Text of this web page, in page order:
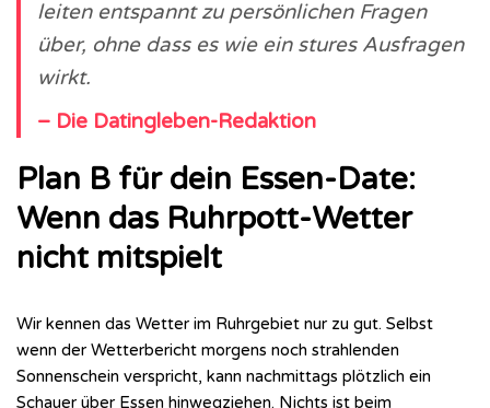
leiten entspannt zu persönlichen Fragen
über, ohne dass es wie ein stures Ausfragen
wirkt.
– Die Datingleben-Redaktion
Plan B für dein Essen-Date:
Wenn das Ruhrpott-Wetter
nicht mitspielt
Wir kennen das Wetter im Ruhrgebiet nur zu gut. Selbst
wenn der Wetterbericht morgens noch strahlenden
Sonnenschein verspricht, kann nachmittags plötzlich ein
Schauer über Essen hinwegziehen. Nichts ist beim